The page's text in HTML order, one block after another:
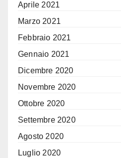
Aprile 2021
Marzo 2021
Febbraio 2021
Gennaio 2021
Dicembre 2020
Novembre 2020
Ottobre 2020
Settembre 2020
Agosto 2020
Luglio 2020